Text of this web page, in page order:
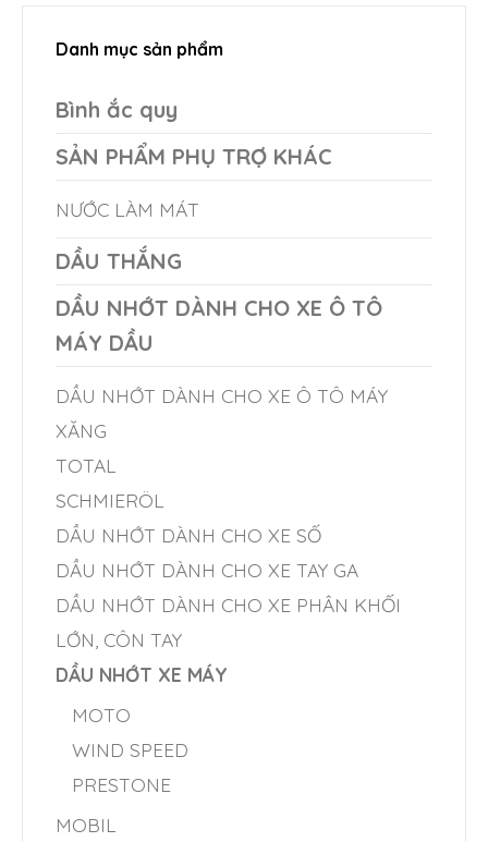
may
chosen
product
page
on
Danh mục sản phẩm
Bình ắc quy
SẢN PHẨM PHỤ TRỢ KHÁC
NƯỚC LÀM MÁT
DẦU THẮNG
DẦU NHỚT DÀNH CHO XE Ô TÔ
MÁY DẦU
DẦU NHỚT DÀNH CHO XE Ô TÔ MÁY
XĂNG
TOTAL
SCHMIERÖL
DẦU NHỚT DÀNH CHO XE SỐ
DẦU NHỚT DÀNH CHO XE TAY GA
DẦU NHỚT DÀNH CHO XE PHÂN KHỐI
LỚN, CÔN TAY
DẦU NHỚT XE MÁY
MOTO
WIND SPEED
PRESTONE
MOBIL